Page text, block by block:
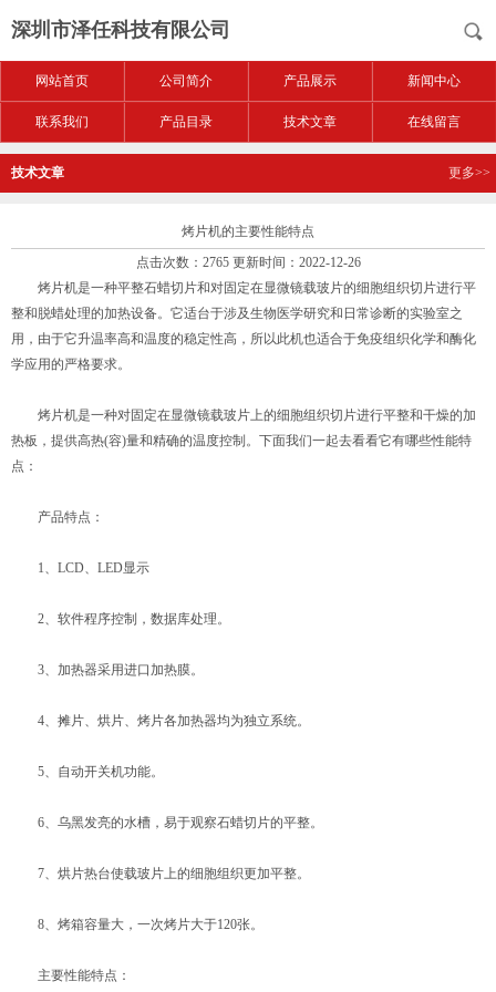
深圳市泽任科技有限公司
网站首页 公司简介 产品展示 新闻中心
联系我们 产品目录 技术文章 在线留言
技术文章 更多>>
烤片机的主要性能特点
点击次数：2765 更新时间：2022-12-26
烤片机是一种平整石蜡切片和对固定在显微镜载玻片的细胞组织切片进行平
整和脱蜡处理的加热设备。它适台于涉及生物医学研究和日常诊断的实验室之
用，由于它升温率高和温度的稳定性高，所以此机也适合于免疫组织化学和酶化
学应用的严格要求。
烤片机是一种对固定在显微镜载玻片上的细胞组织切片进行平整和干燥的加
热板，提供高热(容)量和精确的温度控制。下面我们一起去看看它有哪些性能特
点：
产品特点：
1、LCD、LED显示
2、软件程序控制，数据库处理。
3、加热器采用进口加热膜。
4、摊片、烘片、烤片各加热器均为独立系统。
5、自动开关机功能。
6、乌黑发亮的水槽，易于观察石蜡切片的平整。
7、烘片热台使载玻片上的细胞组织更加平整。
8、烤箱容量大，一次烤片大于120张。
主要性能特点：